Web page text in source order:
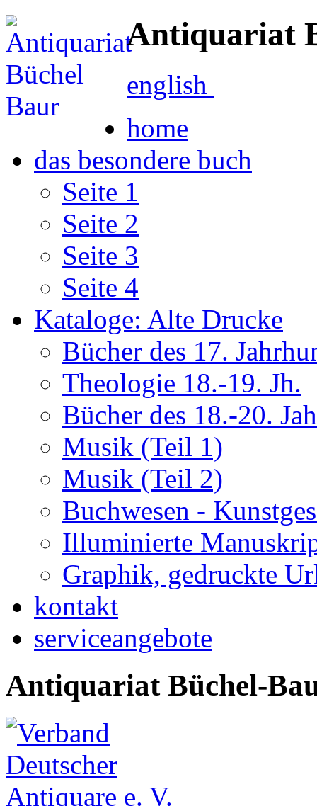
Antiquariat
english
home
das besondere buch
Seite 1
Seite 2
Seite 3
Seite 4
Kataloge: Alte Drucke
Bücher des 17.
Theologie 18.-19. Jh.
Bücher des 18.-20.
Musik (Teil 1)
Musik (Teil 2)
Buchwesen -
Illuminierte
Graphik, gedruckte
kontakt
serviceangebote
Antiquariat Büchel-